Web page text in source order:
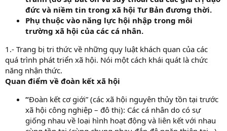
đức và niềm tin trong xã hội Tư Bản đương thời.
Phụ thuộc vào năng lực hội nhập trong môi
trường xã hội của các cá nhân.
1.- Trang bị tri thức về những quy luật khách quan của các
quá trình phát triển xã hội. Nói một cách khái quát là chức
năng nhận thức.
Quan điểm về đoàn kết xã hội
“Đoàn kết cơ giới” (các xã hội nguyên thủy tồn tại trước
xã hội công nghiệp – đô thị): Các cá nhân do có sự
giống nhau về loại hình hoạt động và liên kết với nhau